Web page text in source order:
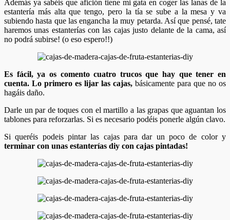
Además ya sabéis que afición tiene mi gata en coger las lanas de la
estantería más alta que tengo, pero la tía se sube a la mesa y va
subiendo hasta que las engancha la muy petarda. Así que pensé, tate
haremos unas estanterías con las cajas justo delante de la cama, así
no podrá subirse! (o eso espero!!)
Es fácil, ya os comento cuatro trucos que hay que tener en
cuenta. Lo primero es lijar las cajas, básicamente para que no os
hagáis daño.
Darle un par de toques con el martillo a las grapas que aguantan los
tablones para reforzarlas. Si es necesario podéis ponerle algún clavo.
Si queréis podeis pintar las cajas para dar un poco de color y
terminar con unas estanterías diy con cajas pintadas!